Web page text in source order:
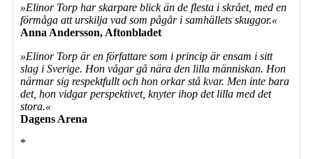
»Elinor Torp har skarpare blick än de flesta i skrået, med en
förmåga att urskilja vad som pågår i samhällets skuggor.«
Anna Andersson, Aftonbladet
»Elinor Torp är en författare som i princip är ensam i sitt
slag i Sverige. Hon vågar gå nära den lilla människan. Hon
närmar sig respektfullt och hon orkar stå kvar. Men inte bara
det, hon vidgar perspektivet, knyter ihop det lilla med det
stora.«
Dagens Arena
*